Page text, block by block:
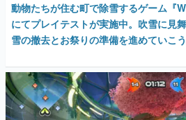
運営：株式会社マレ
動物たちが住む町で除雪するゲーム
にてプレイテストが実施中。吹雪に見
雪の撤去とお祭りの準備を進めていこう